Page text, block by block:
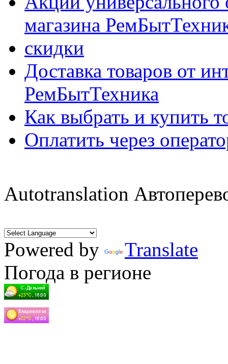
магазина
скидки
Доставка товаров от
РемБытТехника
Как выбрать и купить
Оплатить через
Autotranslation
Powered by
Translate
Погода в регионе